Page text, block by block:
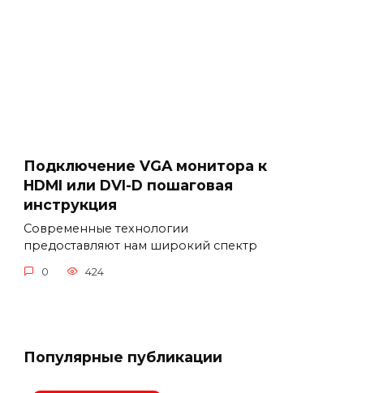
Подключение VGA монитора к
HDMI или DVI-D пошаговая
инструкция
Современные технологии
предоставляют нам широкий спектр
0 424
Популярные публикации